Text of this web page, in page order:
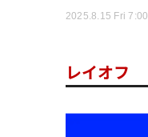
2025.8.15 Fri 7:00
レイオフ